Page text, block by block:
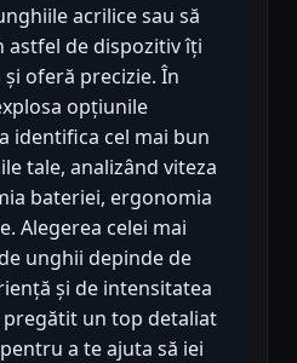
acrilice sau să
astfel de dispozitiv îți
oferă precizie. În
opțiunile
identifica cel mai bun
tale, analizând viteza
bateriei, ergonomia
Alegerea celei mai
unghii depinde de
și de intensitatea
pregătit un top detaliat
a te ajuta să iei